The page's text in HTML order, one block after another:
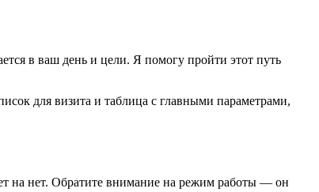
в ваш день и цели. Я помогу пройти этот путь
для визита и таблица с главными параметрами,
на нет. Обратите внимание на режим работы — он